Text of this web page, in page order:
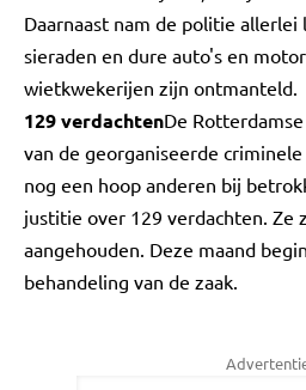
Daarnaast nam de politie allerlei
sieraden en dure auto's en
wietkwekerijen zijn ontmanteld.
129 verdachtenDe
van de georganiseerde
nog een hoop anderen bij
justitie over 129 verdachten. Ze
aangehouden. Deze maand
behandeling van de zaak.